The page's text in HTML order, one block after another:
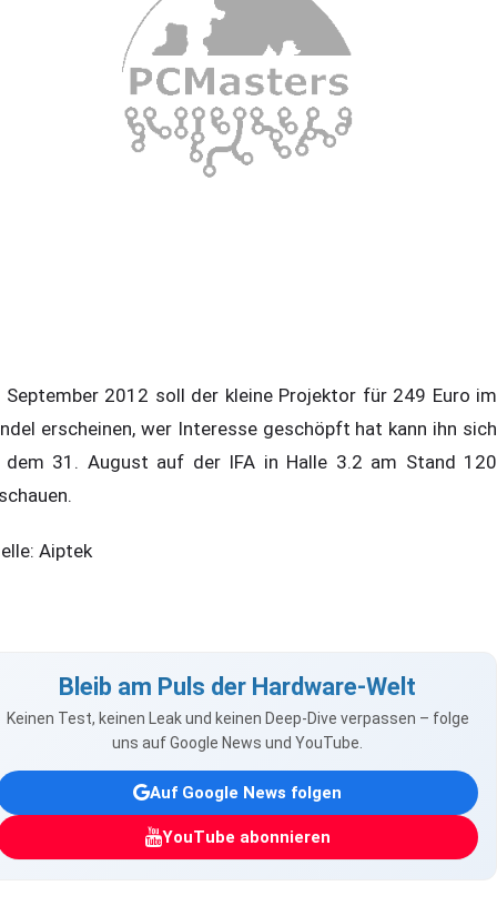
September 2012 soll der kleine Projektor für 249 Euro im
erscheinen, wer Interesse geschöpft hat kann ihn sich
dem 31. August auf der IFA in Halle 3.2 am Stand 120
Aiptek
Bleib am Puls der Hardware-Welt
Keinen Test, keinen Leak und keinen Deep-Dive verpassen – folge
uns auf Google News und YouTube.
Auf Google News folgen
YouTube abonnieren